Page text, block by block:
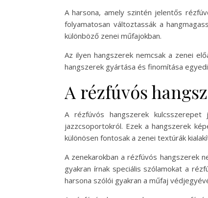
A harsona, amely szintén jelentős
folyamatosan változtassák a
különböző zenei műfajokban.
Az ilyen hangszerek nemcsak a zenei
hangszerek gyártása és finomítása
A rézfúvós
A rézfúvós hangszerek kulcsszerepet
jazzcsoportokról. Ezek a hangszerek
különösen fontosak a zenei textúrák
A zenekarokban a rézfúvós hangszerek
gyakran írnak speciális szólamokat a
harsona szólói gyakran a műfaj